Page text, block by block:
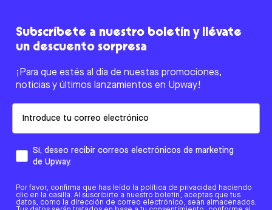
Subscríbete a nuestro boletín y llévate
un descuento sorpresa
¡Para que estés al día de nuestas promociones,
noticias y últimos lanzamientos en Upway!
Sí, deseo recibir correos electrónicos de marketing
de Upway.
Por favor, confirma que has leído la política de privacidad haciendo
clic en la casilla. Al suscribirte a nuestro boletín, aceptas que tus
datos, como la dirección de correo electrónico, sean almacenados.